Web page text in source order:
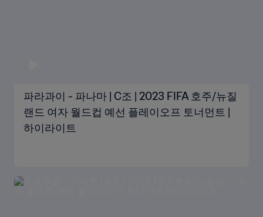
파라과이 - 파나마 | C조 | 2023 FIFA 호주/뉴질
랜드 여자 월드컵 예선 플레이오프 토너먼트 |
하이라이트